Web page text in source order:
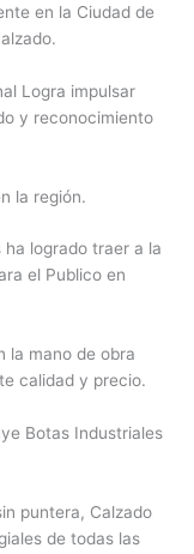
en la Ciudad de
Logra impulsar
y reconocimiento
la región.
logrado traer a la
el Publico en
la mano de obra
calidad y precio.
Botas Industriales
puntera, Calzado
de todas las